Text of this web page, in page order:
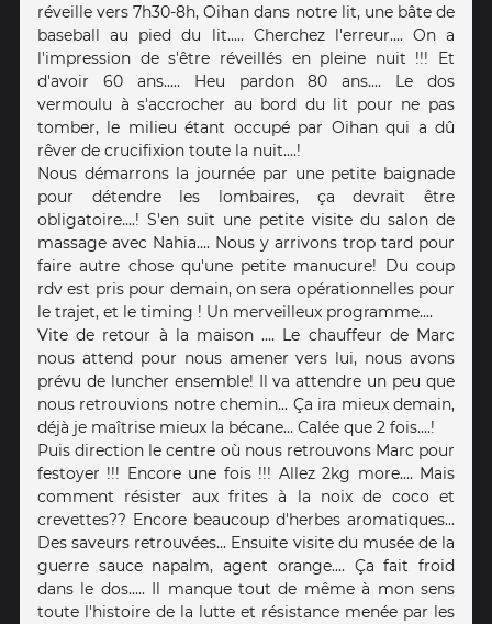
réveille vers 7h30-8h, Oihan dans notre lit, une bâte de
baseball au pied du lit..... Cherchez l'erreur.... On a
l'impression de s'être réveillés en pleine nuit !!! Et
d'avoir 60 ans..... Heu pardon 80 ans.... Le dos
vermoulu à s'accrocher au bord du lit pour ne pas
tomber, le milieu étant occupé par Oihan qui a dû
rêver de crucifixion toute la nuit....!
Nous démarrons la journée par une petite baignade
pour détendre les lombaires, ça devrait être
obligatoire....! S'en suit une petite visite du salon de
massage avec Nahia.... Nous y arrivons trop tard pour
faire autre chose qu'une petite manucure! Du coup
rdv est pris pour demain, on sera opérationnelles pour
le trajet, et le timing ! Un merveilleux programme....
Vite de retour à la maison .... Le chauffeur de Marc
nous attend pour nous amener vers lui, nous avons
prévu de luncher ensemble! Il va attendre un peu que
nous retrouvions notre chemin... Ça ira mieux demain,
déjà je maîtrise mieux la bécane... Calée que 2 fois....!
Puis direction le centre où nous retrouvons Marc pour
festoyer !!! Encore une fois !!! Allez 2kg more.... Mais
comment résister aux frites à la noix de coco et
crevettes?? Encore beaucoup d'herbes aromatiques...
Des saveurs retrouvées... Ensuite visite du musée de la
guerre sauce napalm, agent orange.... Ça fait froid
dans le dos..... Il manque tout de même à mon sens
toute l'histoire de la lutte et résistance menée par les